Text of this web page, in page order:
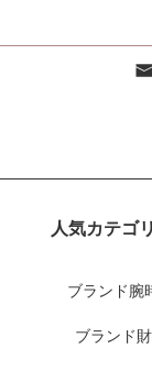
人気カテゴ
ブランド腕
ブランド